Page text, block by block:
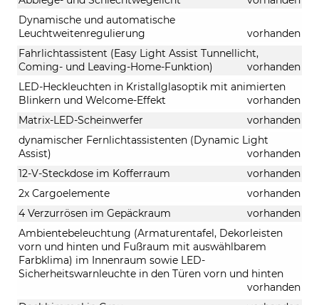
Dynamische und automatische
Leuchtweitenregulierung
vorhanden
Fahrlichtassistent (Easy Light Assist Tunnellicht,
Coming- und Leaving-Home-Funktion)
vorhanden
LED-Heckleuchten in Kristallglasoptik mit animierten
Blinkern und Welcome-Effekt
vorhanden
Matrix-LED-Scheinwerfer
vorhanden
dynamischer Fernlichtassistenten (Dynamic Light
Assist)
vorhanden
12-V-Steckdose im Kofferraum
vorhanden
2x Cargoelemente
vorhanden
4 Verzurrösen im Gepäckraum
vorhanden
Ambientebeleuchtung (Armaturentafel, Dekorleisten
vorn und hinten und Fußraum mit auswählbarem
Farbklima) im Innenraum sowie LED-
Sicherheitswarnleuchte in den Türen vorn und hinten
vorhanden